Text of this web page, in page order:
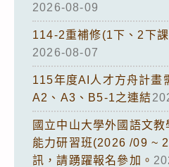
2026-08-09
114-2重補修(1下、2下
2026-08-07
115年度AI人才方舟計畫
A2、A3、B5-1之連結
國立中山大學外國語文
能力研習班(2026 /09 ~
訊，請踴躍報名參加。